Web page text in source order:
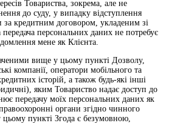
Товариства, зокрема, але не
до суду, у випадку відступлення
кредитним договором, укладеним зі
персональних даних не потребує
мене як Клієнта.
вище у цьому пункті Дозволу,
компанії, оператори мобільного та
історій, а також будь-які інші
яким Товариство надає доступ до
передачу моїх персональних даних як
органи згідно чинного
цьому пункті Згода є безумовною,